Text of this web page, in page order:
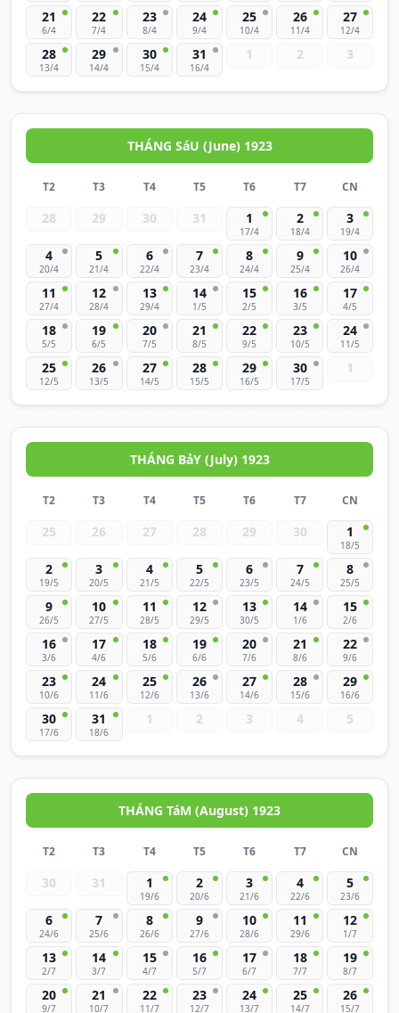
21
6/4
22
7/4
23
8/4
24
9/4
25
10/4
26
11/4
27
12/4
28
13/4
29
14/4
30
15/4
31
16/4
1 2 3
THÁNG SáU (June) 1923
T2 T3 T4 T5 T6 T7 CN
28 29 30 31 1
17/4
2
18/4
3
19/4
4
20/4
5
21/4
6
22/4
7
23/4
8
24/4
9
25/4
10
26/4
11
27/4
12
28/4
13
29/4
14
1/5
15
2/5
16
3/5
17
4/5
18
5/5
19
6/5
20
7/5
21
8/5
22
9/5
23
10/5
24
11/5
25
12/5
26
13/5
27
14/5
28
15/5
29
16/5
30
17/5
1
THÁNG BảY (July) 1923
T2 T3 T4 T5 T6 T7 CN
25 26 27 28 29 30 1
18/5
2
19/5
3
20/5
4
21/5
5
22/5
6
23/5
7
24/5
8
25/5
9
26/5
10
27/5
11
28/5
12
29/5
13
30/5
14
1/6
15
2/6
16
3/6
17
4/6
18
5/6
19
6/6
20
7/6
21
8/6
22
9/6
23
10/6
24
11/6
25
12/6
26
13/6
27
14/6
28
15/6
29
16/6
30
17/6
31
18/6
1 2 3 4 5
THÁNG TáM (August) 1923
T2 T3 T4 T5 T6 T7 CN
30 31 1
19/6
2
20/6
3
21/6
4
22/6
5
23/6
6
24/6
7
25/6
8
26/6
9
27/6
10
28/6
11
29/6
12
1/7
13
2/7
14
3/7
15
4/7
16
5/7
17
6/7
18
7/7
19
8/7
20
9/7
21
10/7
22
11/7
23
12/7
24
13/7
25
14/7
26
15/7